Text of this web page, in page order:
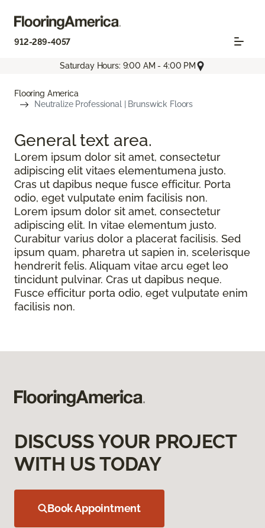
912-289-4057
Saturday Hours: 9:00 AM - 4:00 PM
Flooring America
Neutralize Professional | Brunswick Floors
General text area.
Lorem ipsum dolor sit amet, consectetur
adipiscing elit vitaes elementumena justo.
Cras ut dapibus neque fusce efficitur. Porta
odio, eget vulputate enim facilisis non.
Lorem ipsum dolor sit amet, consectetur
adipiscing elit. In vitae elementum justo.
Curabitur varius dolor a placerat facilisis. Sed
ipsum quam, pharetra ut sapien in, scelerisque
hendrerit felis. Aliquam vitae arcu eget leo
tincidunt pulvinar. Cras ut dapibus neque.
Fusce efficitur porta odio, eget vulputate enim
facilisis non.
DISCUSS YOUR PROJECT
WITH US TODAY
Book Appointment